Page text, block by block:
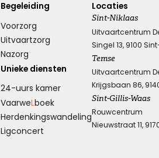
Begeleiding
Voorzorg
Uitvaartzorg
Nazorg
Unieke diensten
24-uurs kamer
VaarweLboek
Herdenkings­wandeling
Ligconcert
Locaties
Sint-Niklaas
Uitvaartcentrum
Singel 13, 9100
Temse
Uitvaartcentrum
Krijgsbaan 86,
Sint-Gillis-Waas
Rouwcentrum
Nieuwstraat 11,